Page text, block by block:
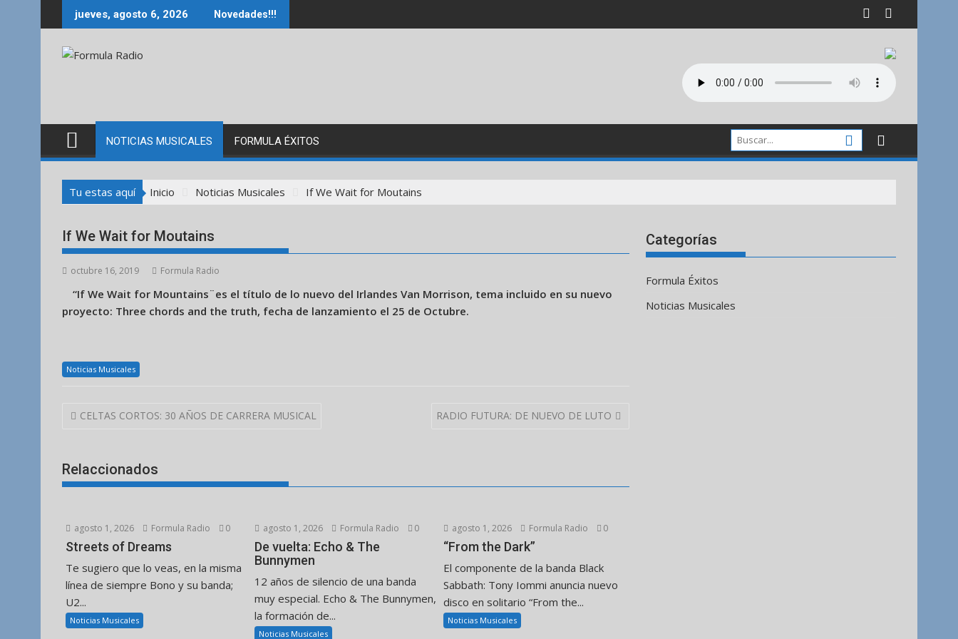
al
jueves, agosto 6, 2026 Novedades!!!
NOTICIAS MUSICALES FORMULA ÉXITOS
Tu estas aquí Inicio Noticias Musicales If We Wait for Moutains
If We Wait for Moutains
octubre 16, 2019 Formula Radio
“If We Wait for Mountains¨es el título de lo nuevo del Irlandes Van Morrison, tema incluido en su nuevo
proyecto: Three chords and the truth, fecha de lanzamiento el 25 de Octubre.
Noticias Musicales
Navegación
CELTAS CORTOS: 30 AÑOS DE CARRERA MUSICAL RADIO FUTURA: DE NUEVO DE LUTO
Relaccionados
agosto 1, 2026 Formula Radio 0
Streets of Dreams
Te sugiero que lo veas, en la misma
línea de siempre Bono y su banda;
U2...
Noticias Musicales
agosto 1, 2026 Formula Radio 0
De vuelta: Echo & The
Bunnymen
12 años de silencio de una banda
muy especial. Echo & The Bunnymen,
la formación de...
Noticias Musicales
agosto 1, 2026 Formula Radio 0
“From the Dark”
El componente de la banda Black
Sabbath: Tony Iommi anuncia nuevo
disco en solitario “From the...
Noticias Musicales
Categorías
Formula Éxitos
Noticias Musicales